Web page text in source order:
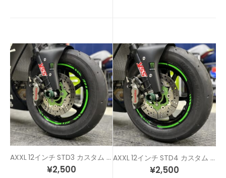
AXXL 12インチ STD3 カスタム リムステッカー
¥2,500
AXXL 12インチ STD4 カスタム リムステッカー
¥2,500